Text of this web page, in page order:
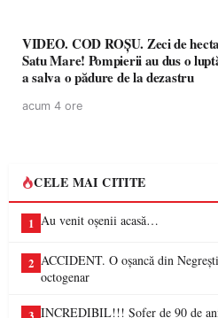
VIDEO. COD ROȘU. Zeci de hectare mistuite de flăcări în
Satu Mare! Pompierii au dus o
a salva o pădure de la dezastru
acum 4 ore
CELE MAI CITITE
1 Au venit oșenii acasă…
2 ACCIDENT. O oșancă din
octogenar
INCREDIBIL!!! Șofer de 90 de